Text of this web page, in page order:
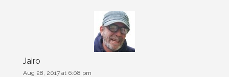
Jairo
Aug 28, 2017 at 6:08 pm